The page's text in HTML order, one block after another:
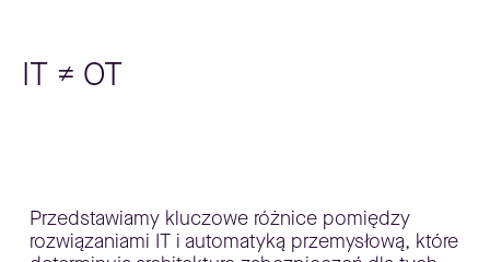
IT ≠ OT
Przedstawiamy kluczowe różnice pomiędzy
rozwiązaniami IT i automatyką przemysłową, które